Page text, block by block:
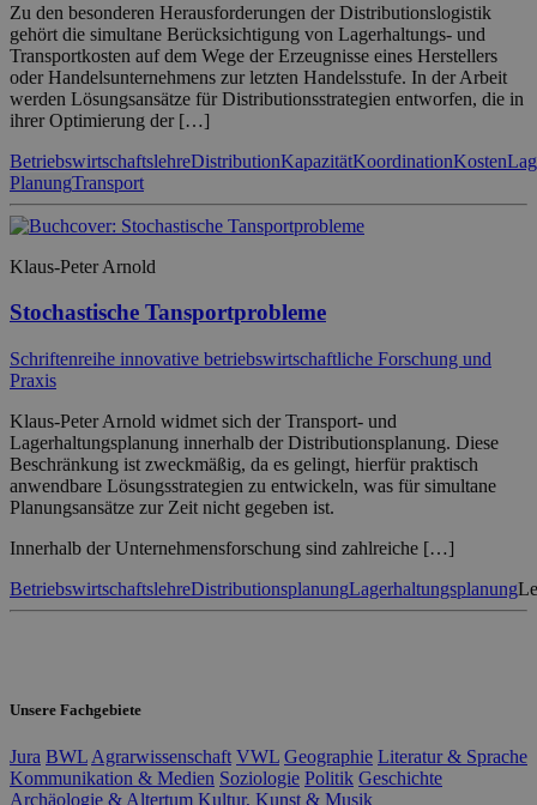
Zu den besonderen Herausforderungen der Distributionslogistik
gehört die simultane Berücksichtigung von Lagerhaltungs- und
Transportkosten auf dem Wege der Erzeugnisse eines Herstellers
oder Handelsunternehmens zur letzten Handelsstufe. In der Arbeit
werden Lösungsansätze für Distributionsstrategien entworfen, die in
ihrer Optimierung der […]
BetriebswirtschaftslehreDistributionKapazitätKoordinationKosten
PlanungTransport
Klaus-Peter Arnold
Stochastische Tansportprobleme
Schriftenreihe innovative betriebswirtschaftliche Forschung und
Praxis
Klaus-Peter Arnold widmet sich der Transport- und
Lagerhaltungsplanung innerhalb der Distributionsplanung. Diese
Beschränkung ist zweckmäßig, da es gelingt, hierfür praktisch
anwendbare Lösungsstrategien zu entwickeln, was für simultane
Planungsansätze zur Zeit nicht gegeben ist.
Innerhalb der Unternehmensforschung sind zahlreiche […]
BetriebswirtschaftslehreDistributionsplanungLagerhaltungsplanung
Unsere Fachgebiete
Jura BWL Agrarwissenschaft VWL Geographie Literatur & Sprache
Kommunikation & Medien Soziologie Politik Geschichte
Archäologie & Altertum Kultur, Kunst & Musik